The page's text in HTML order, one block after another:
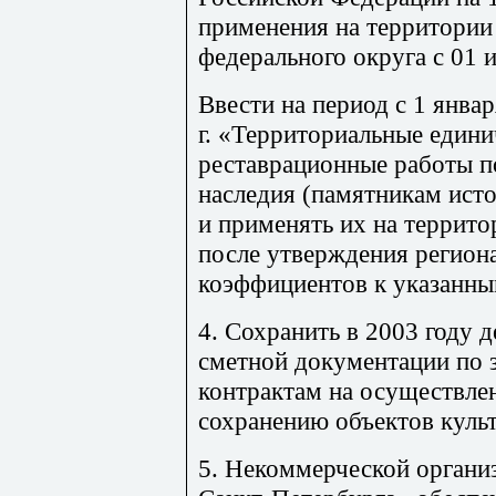
применения на
федерального округа с 01
Ввести на период с 1
г. «Территориальные
реставрационные работы
наследия (памятникам
и применять их на
после утверждения
коэффициентов к
4. Сохранить в 2003 году
сметной документации
контрактам на
сохранению объектов
5. Некоммерческой